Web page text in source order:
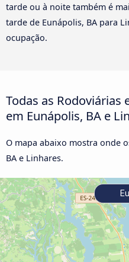
tarde ou à noite também é
tarde de Eunápolis, BA para
ocupação.
Todas as Rodoviárias
em Eunápolis, BA e
O mapa abaixo mostra onde
BA e Linhares.